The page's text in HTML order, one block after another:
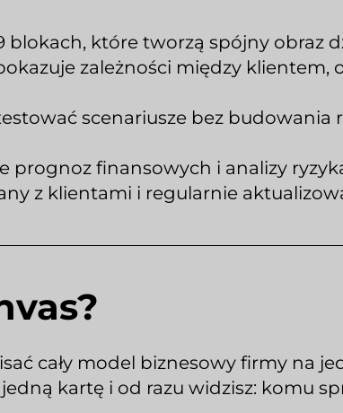
które tworzą spójny obraz
zależności między klientem,
scenariusze bez
prognoz finansowych i analizy
z klientami i regularnie
cały model biznesowy firmy na
kartę i od razu widzisz: komu